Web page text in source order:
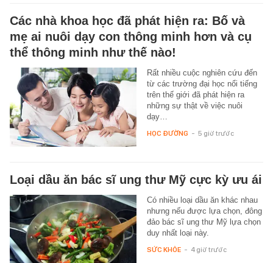
Các nhà khoa học đã phát hiện ra: Bố và
mẹ ai nuôi dạy con thông minh hơn và cụ
thể thông minh như thế nào!
Rất nhiều cuộc nghiên cứu đến
từ các trường đại học nổi tiếng
trên thế giới đã phát hiện ra
những sự thật về việc nuôi
dạy…
HỌC ĐƯỜNG - 5 giờ trước
Loại dầu ăn bác sĩ ung thư Mỹ cực kỳ ưu ái
Có nhiều loại dầu ăn khác nhau
nhưng nếu được lựa chọn, đông
đảo bác sĩ ung thư Mỹ lựa chọn
duy nhất loại này.
SỨC KHỎE - 4 giờ trước